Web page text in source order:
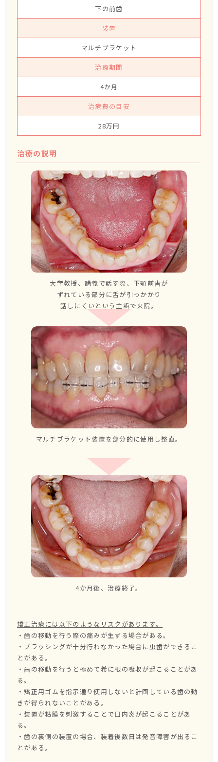
下の前歯
装置
マルチブラケット
治療期間
4か月
治療費の目安
28万円
治療の説明
大学教授、講義で話す際、下顎前歯が
ずれている部分に舌が引っかかり
話しにくいという主訴で来院。
マルチブラケット装置を部分的に使用し整直。
4か月後、治療終了。
矯正治療には以下のようなリスクがあります。
・歯の移動を行う際の痛みが生ずる場合がある。
・ブラッシングが十分行わなかった場合に虫歯ができるこ
とがある。
・歯の移動を行うと極めて希に根の吸収が起こることがあ
る。
・矯正用ゴムを指示通り使用しないと計画している歯の動
きが得られないことがある。
・装置が粘膜を刺激することで口内炎が起こることがあ
る。
・歯の裏側の装置の場合、装着後数日は発音障害が出るこ
とがある。